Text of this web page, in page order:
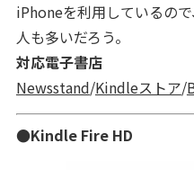
iPhoneを利用しているの
人も多いだろう。
対応電子書店
Newsstand/Kindleストア/
●Kindle Fire HD